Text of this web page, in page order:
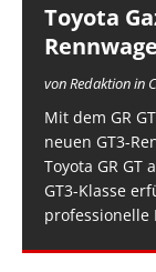
Toyota
von Redaktion in
Mit dem GR
neuen GT3-
Toyota GR
GT3-Klasse
professionelle